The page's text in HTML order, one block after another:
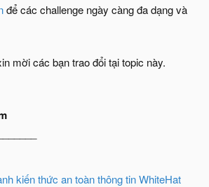
để các challenge ngày càng đa dạng và
mời các bạn trao đổi tại topic này.
kiến thức an toàn thông tin WhiteHat